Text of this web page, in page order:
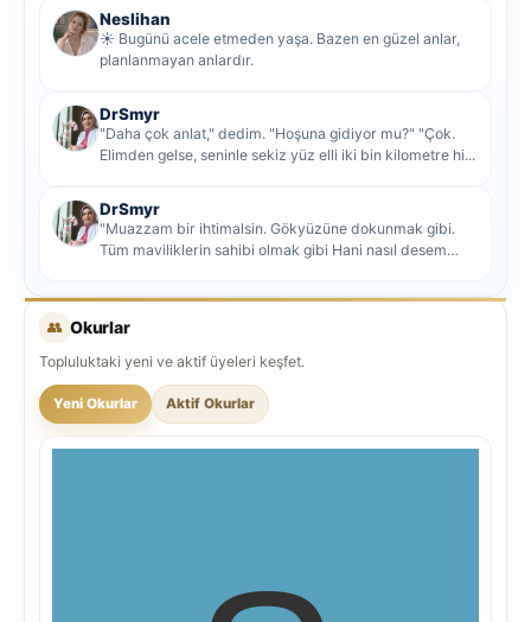
Neslihan
☀️ Bugünü acele etmeden yaşa. Bazen en güzel anlar,
planlanmayan anlardır.
DrSmyr
"Daha çok anlat," dedim. "Hoşuna gidiyor mu?" "Çok.
Elimden gelse, seninle sekiz yüz elli iki bin kilometre hi...
DrSmyr
"Muazzam bir ihtimalsin. Gökyüzüne dokunmak gibi.
Tüm maviliklerin sahibi olmak gibi Hani nasıl desem
👥 Okurlar
Topluluktaki yeni ve aktif üyeleri keşfet.
Yeni Okurlar Aktif Okurlar